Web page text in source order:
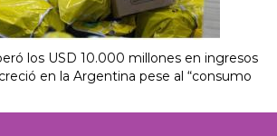
los USD 10.000 millones en ingresos
en la Argentina pese al “consumo